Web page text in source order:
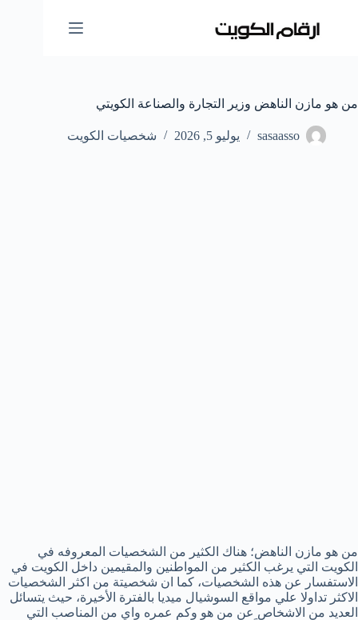
المحتوى
من هو مازن الناهض وزير التجارة والصناعة الكويتي
sasaasso يوليو 5, 2026 شخصيات الكويت
من هو مازن الناهض؛ هناك الكثير من الشخصيات المعروفه في
الكويت التي يرغب الكثير من المواطنين والمقيمين داخل الكويت في
الاستفسار عن هذه الشخصيات، كما ان شخصيتة من اكثر الشخصيات
الاكثر تداولا علي مواقع السوشيال ميديا بالفترة الأخيرة، حيث يتسائل
العديد من الاشخاص عن من هو وكم عمره واي من المناصب التي